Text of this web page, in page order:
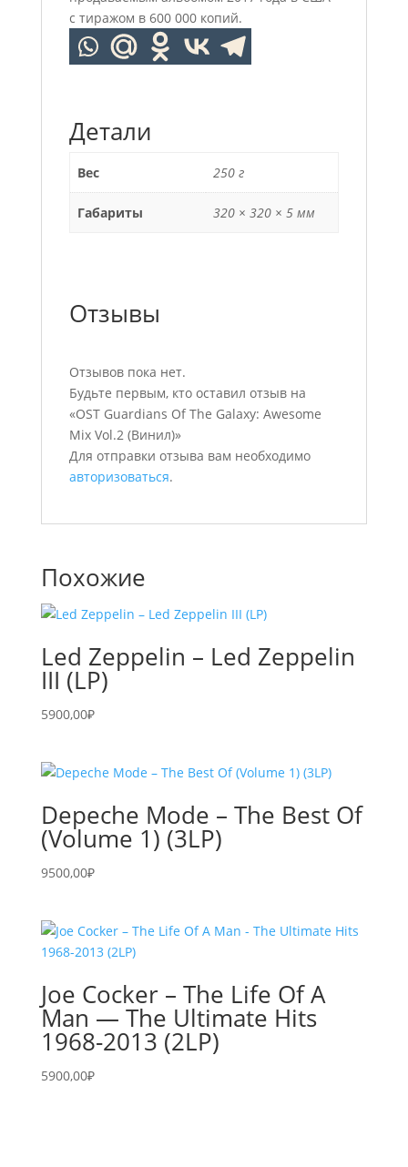
с тиражом в 600 000 копий.
Детали
Вес 250 г
Габариты 320 × 320 × 5 мм
Отзывы
Отзывов пока нет.
Будьте первым, кто оставил отзыв на
«OST Guardians Of The Galaxy: Awesome
Mix Vol.2 (Винил)»
Для отправки отзыва вам необходимо
авторизоваться.
Похожие
Led Zeppelin – Led Zeppelin
III (LP)
5900,00₽
Depeche Mode – The Best Of
(Volume 1) (3LP)
9500,00₽
Joe Cocker – The Life Of A
Man — The Ultimate Hits
1968-2013 (2LP)
5900,00₽